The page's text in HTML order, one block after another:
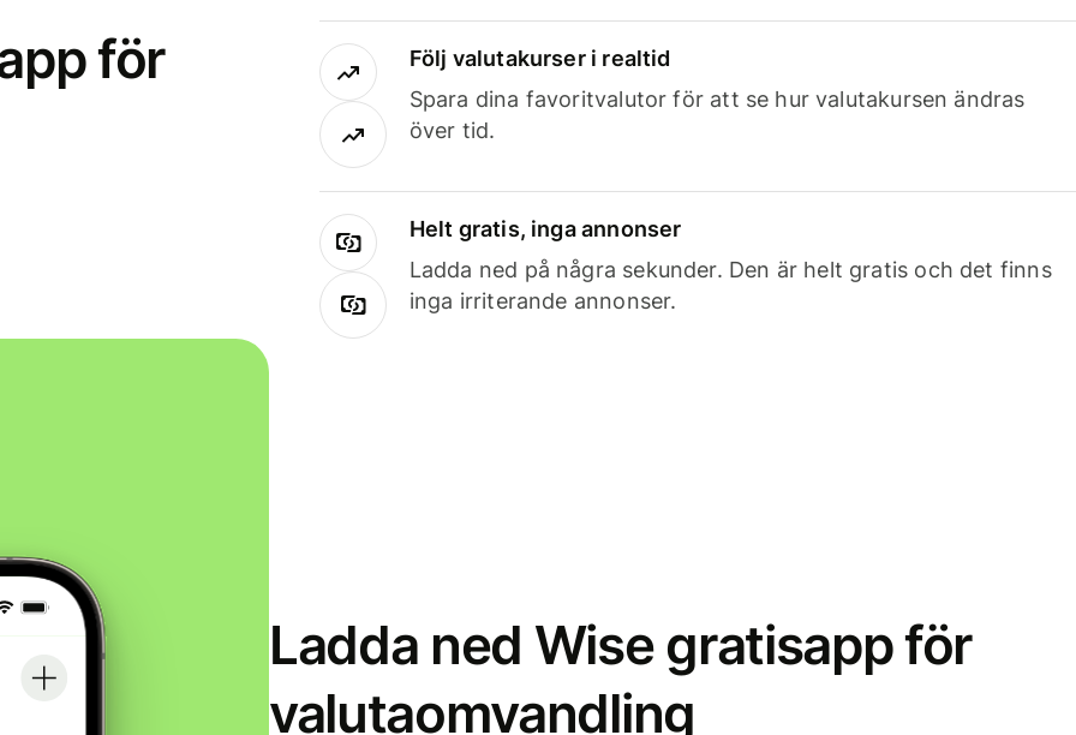
för
Följ valutakurser i realtid
Spara dina favoritvalutor för att se hur valutakursen ändras
över tid.
Helt gratis, inga annonser
Ladda ned på några sekunder. Den är helt gratis och det finns
inga irriterande annonser.
Ladda ned Wise gratisapp för
valutaomvandling